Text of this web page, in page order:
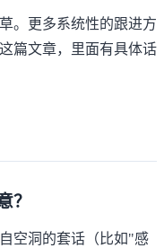
。更多系统性的跟进方
这篇文章，里面有具体话
？
空洞的套话（比如"感